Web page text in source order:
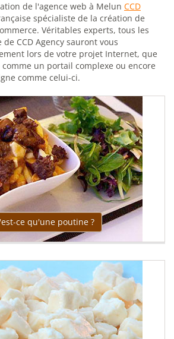
de l'agence web à Melun CCD
spécialiste de la création de
Véritables experts, tous les
CCD Agency sauront vous
lors de votre projet Internet, que
un portail complexe ou encore
comme celui-ci.
ce qu'une poutine ?